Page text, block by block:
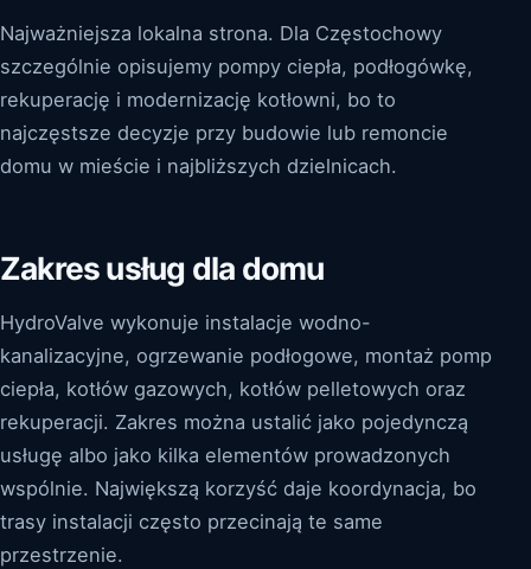
Najważniejsza lokalna strona. Dla Częstochowy
szczególnie opisujemy pompy ciepła, podłogówkę,
rekuperację i modernizację kotłowni, bo to
najczęstsze decyzje przy budowie lub remoncie
domu w mieście i najbliższych dzielnicach.
Zakres usług dla domu
HydroValve wykonuje instalacje wodno-
kanalizacyjne, ogrzewanie podłogowe, montaż pomp
ciepła, kotłów gazowych, kotłów pelletowych oraz
rekuperacji. Zakres można ustalić jako pojedynczą
usługę albo jako kilka elementów prowadzonych
wspólnie. Największą korzyść daje koordynacja, bo
trasy instalacji często przecinają te same
przestrzenie.